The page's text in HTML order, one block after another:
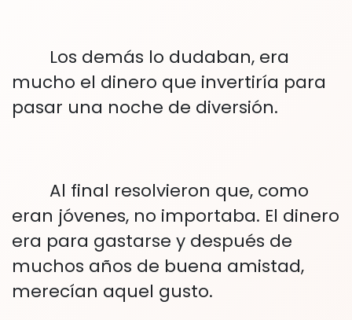
Los demás lo dudaban, era
mucho el dinero que invertiría para
pasar una noche de diversión.
Al final resolvieron que, como
eran jóvenes, no importaba. El dinero
era para gastarse y después de
muchos años de buena amistad,
merecían aquel gusto.